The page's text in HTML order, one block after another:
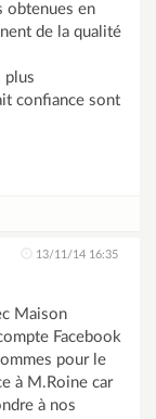
obtenues en
de la qualité
plus
confiance sont
13/11/14 16:35
Maison
Facebook
pour le
à M.Roine car
à nos